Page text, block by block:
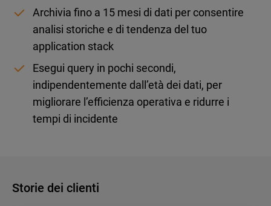
Archivia fino a 15 mesi di dati per consentire
analisi storiche e di tendenza del tuo
application stack
Esegui query in pochi secondi,
indipendentemente dall’età dei dati, per
migliorare l’efficienza operativa e ridurre i
tempi di incidente
Storie dei clienti